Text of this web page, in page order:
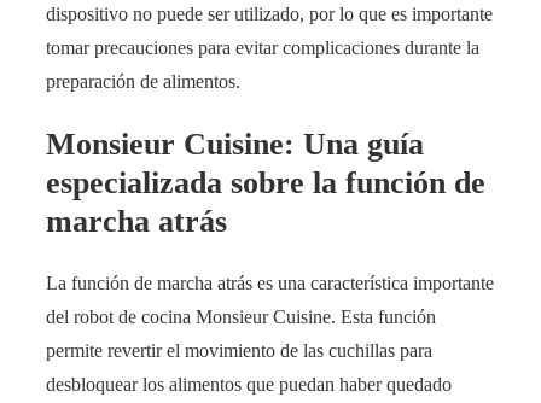
dispositivo no puede ser utilizado, por lo que es importante
tomar precauciones para evitar complicaciones durante la
preparación de alimentos.
Monsieur Cuisine: Una guía
especializada sobre la función de
marcha atrás
La función de marcha atrás es una característica importante
del robot de cocina Monsieur Cuisine. Esta función
permite revertir el movimiento de las cuchillas para
desbloquear los alimentos que puedan haber quedado